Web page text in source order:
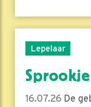
Lepelaar
Sprookje
16.07.26 De